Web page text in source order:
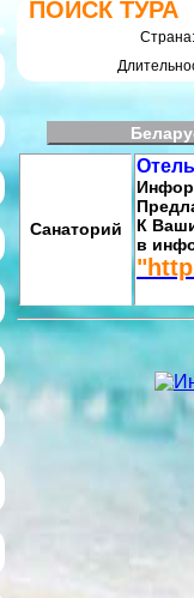
ПОИСК ТУРА
Страна:
Санаторий
К
в